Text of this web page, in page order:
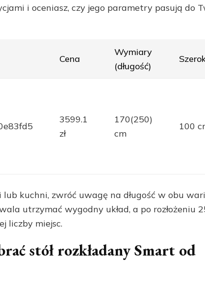
i oceniasz, czy jego parametry pasują do
Cena
Wymiary
(długość)
3599.1
zł
170(250)
cm
100
lub kuchni, zwróć uwagę na długość w obu
utrzymać wygodny układ, a po rozłożeniu
liczby miejsc.
stół rozkładany Smart od